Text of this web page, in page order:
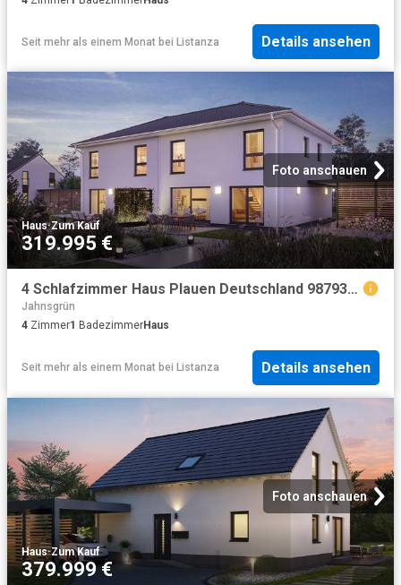
Seit mehr als einem Monat bei Listanza Details ansehen
Foto anschauen
Haus·Zum Kauf
319.995 €
4 Schlafzimmer Haus Plauen Deutschland 98793606
Jahnsgrün
4 Zimmer1 BadezimmerHaus
Seit mehr als einem Monat bei Listanza Details ansehen
Foto anschauen
Haus·Zum Kauf
379.999 €